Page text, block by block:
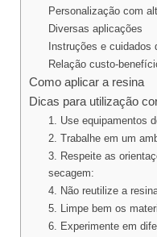
Personalização com
Diversas aplicações
Instruções e cuidados
Relação custo-
Como aplicar a resina
Dicas para utilização
1. Use equipamentos
2. Trabalhe em um
3. Respeite as
secagem:
4. Não reutilize a
5. Limpe bem os
6. Experimente em